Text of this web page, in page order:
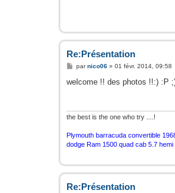
Re:Présentation
M
s
parnico06» 01 févr. 2014, 09:58
welcome !! des photos !!:) :P
the best is the one who try ....!
Plymouth barracuda convertible
dodge Ram 1500 quad cab 5.7 hemi
Re:Présentation